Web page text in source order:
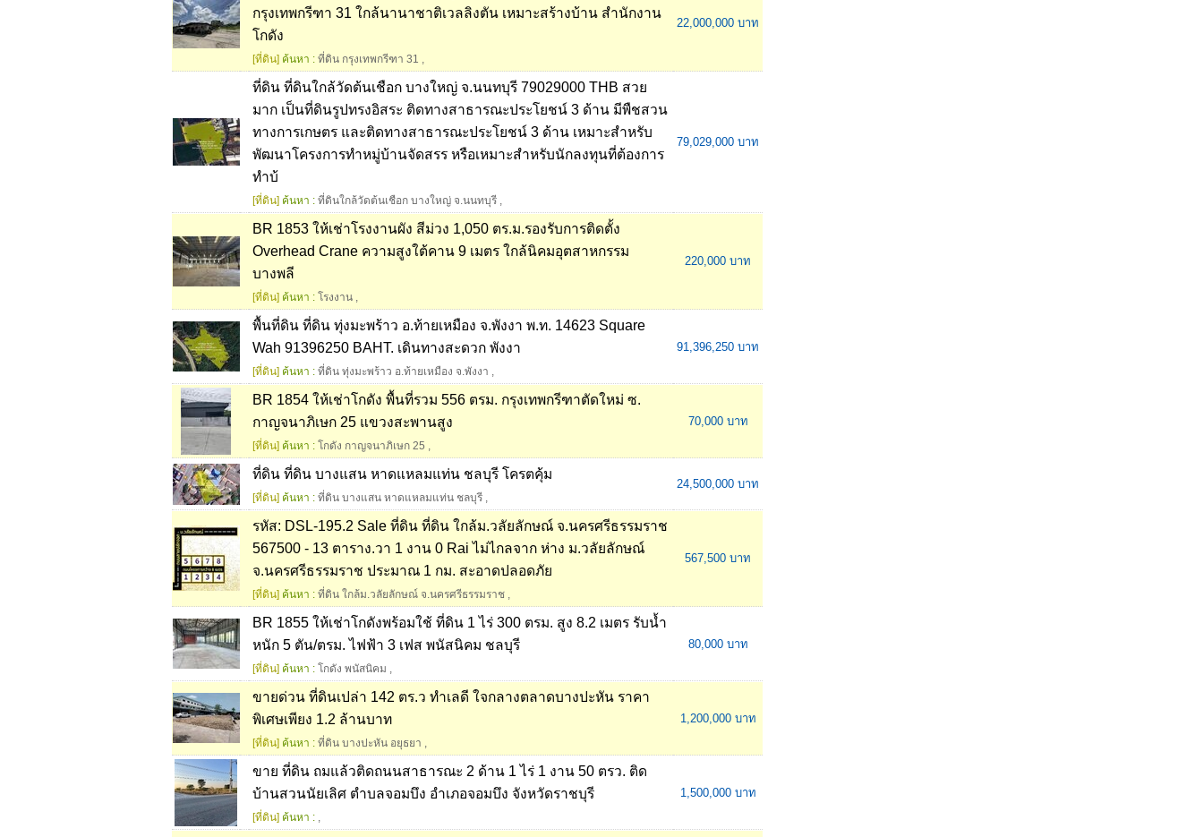
กรุงเทพกรีฑา 31 ใกล้นานาชาติเวลลิงตัน เหมาะสร้างบ้าน สำนักงาน
โกดัง
[ที่ดิน] ค้นหา : ที่ดิน กรุงเทพกรีฑา 31 ,
22,000,000 บาท
ที่ดิน ที่ดินใกล้วัดต้นเชือก บางใหญ่ จ.นนทบุรี 79029000 THB สวย
มาก เป็นที่ดินรูปทรงอิสระ ติดทางสาธารณะประโยชน์ 3 ด้าน มีพืชสวน
ทางการเกษตร และติดทางสาธารณะประโยชน์ 3 ด้าน เหมาะสำหรับ
พัฒนาโครงการทำหมู่บ้านจัดสรร หรือเหมาะสำหรับนักลงทุนที่ต้องการ
ทำบ้
[ที่ดิน] ค้นหา : ที่ดินใกล้วัดต้นเชือก บางใหญ่ จ.นนทบุรี ,
79,029,000 บาท
BR 1853 ให้เช่าโรงงานผัง สีม่วง 1,050 ตร.ม.รองรับการติดตั้ง
Overhead Crane ความสูงใต้คาน 9 เมตร ใกล้นิคมอุตสาหกรรม
บางพลี
[ที่ดิน] ค้นหา : โรงงาน ,
220,000 บาท
พื้นที่ดิน ที่ดิน ทุ่งมะพร้าว อ.ท้ายเหมือง จ.พังงา พ.ท. 14623 Square
Wah 91396250 BAHT. เดินทางสะดวก พังงา
[ที่ดิน] ค้นหา : ที่ดิน ทุ่งมะพร้าว อ.ท้ายเหมือง จ.พังงา ,
91,396,250 บาท
BR 1854 ให้เช่าโกดัง พื้นที่รวม 556 ตรม. กรุงเทพกรีฑาตัดใหม่ ซ.
กาญจนาภิเษก 25 แขวงสะพานสูง
[ที่ดิน] ค้นหา : โกดัง กาญจนาภิเษก 25 ,
70,000 บาท
ที่ดิน ที่ดิน บางแสน หาดแหลมแท่น ชลบุรี โครตคุ้ม
[ที่ดิน] ค้นหา : ที่ดิน บางแสน หาดแหลมแท่น ชลบุรี ,
24,500,000 บาท
รหัส: DSL-195.2 Sale ที่ดิน ที่ดิน ใกล้ม.วลัยลักษณ์ จ.นครศรีธรรมราช
567500 - 13 ตาราง.วา 1 งาน 0 Rai ไม่ไกลจาก ห่าง ม.วลัยลักษณ์
จ.นครศรีธรรมราช ประมาณ 1 กม. สะอาดปลอดภัย
[ที่ดิน] ค้นหา : ที่ดิน ใกล้ม.วลัยลักษณ์ จ.นครศรีธรรมราช ,
567,500 บาท
BR 1855 ให้เช่าโกดังพร้อมใช้ ที่ดิน 1 ไร่ 300 ตรม. สูง 8.2 เมตร รับน้ำ
หนัก 5 ตัน/ตรม. ไฟฟ้า 3 เฟส พนัสนิคม ชลบุรี
[ที่ดิน] ค้นหา : โกดัง พนัสนิคม ,
80,000 บาท
ขายด่วน ที่ดินเปล่า 142 ตร.ว ทำเลดี ใจกลางตลาดบางปะหัน ราคา
พิเศษเพียง 1.2 ล้านบาท
[ที่ดิน] ค้นหา : ที่ดิน บางปะหัน อยุธยา ,
1,200,000 บาท
ขาย ที่ดิน ถมแล้วติดถนนสาธารณะ 2 ด้าน 1 ไร่ 1 งาน 50 ตรว. ติด
บ้านสวนนัยเลิศ ตำบลจอมบึง อำเภอจอมบึง จังหวัดราชบุรี
[ที่ดิน] ค้นหา : ,
1,500,000 บาท